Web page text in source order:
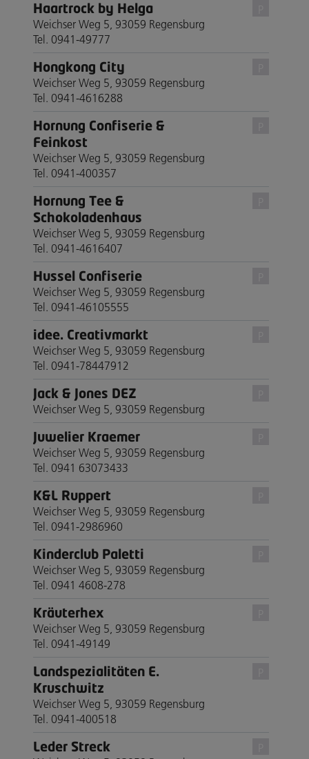
Haartrock by Helga
Weichser Weg 5, 93059 Regensburg
Tel. 0941-49777
Hongkong City
Weichser Weg 5, 93059 Regensburg
Tel. 0941-4616288
Hornung Confiserie &
Feinkost
Weichser Weg 5, 93059 Regensburg
Tel. 0941-400357
Hornung Tee &
Schokoladenhaus
Weichser Weg 5, 93059 Regensburg
Tel. 0941-4616407
Hussel Confiserie
Weichser Weg 5, 93059 Regensburg
Tel. 0941-46105555
idee. Creativmarkt
Weichser Weg 5, 93059 Regensburg
Tel. 0941-78447912
Jack & Jones DEZ
Weichser Weg 5, 93059 Regensburg
Juwelier Kraemer
Weichser Weg 5, 93059 Regensburg
Tel. 0941 63073433
K&L Ruppert
Weichser Weg 5, 93059 Regensburg
Tel. 0941-2986960
Kinderclub Paletti
Weichser Weg 5, 93059 Regensburg
Tel. 0941 4608-278
Kräuterhex
Weichser Weg 5, 93059 Regensburg
Tel. 0941-49149
Landspezialitäten E.
Kruschwitz
Weichser Weg 5, 93059 Regensburg
Tel. 0941-400518
Leder Streck